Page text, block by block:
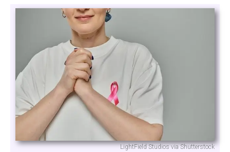
LightField Studios via Shutterstock